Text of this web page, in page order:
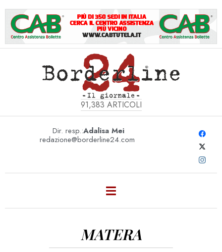
91,383 ARTICOLI
Dir. resp.:Adalisa Mei
redazione@borderline24.com
MATERA